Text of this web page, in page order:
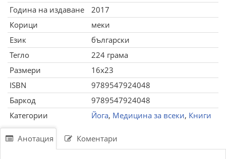
Година на издаване
2017
Корици
меки
Език
български
Тегло
224 грама
Размери
16x23
ISBN
9789547924048
Баркод
9789547924048
Категории
Йога, Медицина за всеки, Книги
Анотация Коментари